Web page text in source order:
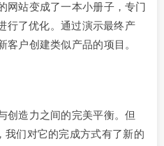
网站变成了一本小册子，专门
行了优化。通过演示最终产
户创建类似产品的项目。
创造力之间的完美平衡。但
我们对它的完成方式有了新的